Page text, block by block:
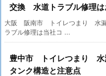
交換 水道トラブル修理は
大阪 阪南市 トイレつまり 水
ラブル修理は当社コ ...
豊中市 トイレつまり
タンク構造と注意点